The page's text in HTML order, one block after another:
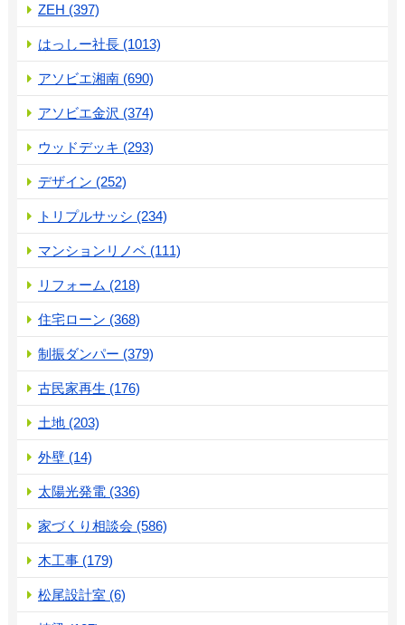
ZEH (397)
はっしー社長 (1013)
アソビエ湘南 (690)
アソビエ金沢 (374)
ウッドデッキ (293)
デザイン (252)
トリプルサッシ (234)
マンションリノベ (111)
リフォーム (218)
住宅ローン (368)
制振ダンパー (379)
古民家再生 (176)
土地 (203)
外壁 (14)
太陽光発電 (336)
家づくり相談会 (586)
木工事 (179)
松尾設計室 (6)